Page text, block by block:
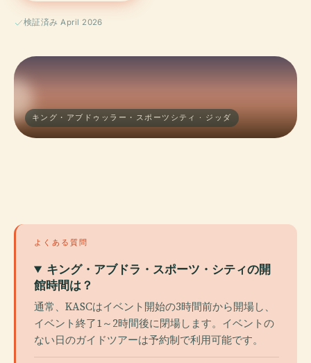
検証済み April 2026
キング・アブドゥッラー・スポーツシティ · ジッダ
よくある質問
キング・アブドラ・スポーツ・シティの開
館時間は？
通常、KASCはイベント開始の3時間前から開場し、
イベント終了1～2時間後に閉場します。イベントの
ない日のガイドツアーは予約制で利用可能です。